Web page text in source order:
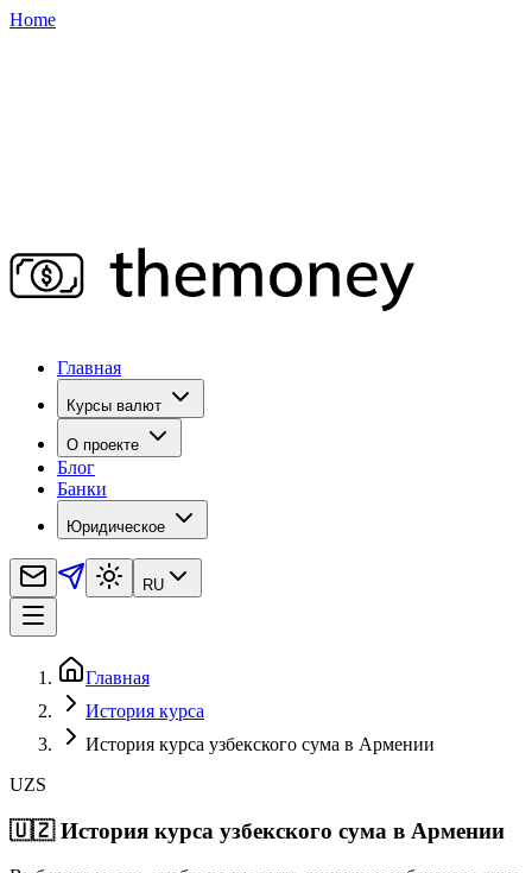
Home
Главная
Курсы валют
О проекте
Блог
Банки
Юридическое
RU
Главная
История курса
История курса узбекского сума в Армении
UZS
🇺🇿 История курса узбекского сума в Армении